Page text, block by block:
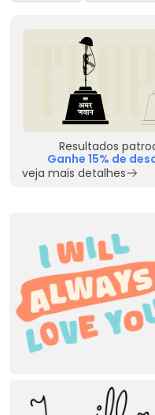
Resultados
Ganhe 15% de
veja mais detalhes